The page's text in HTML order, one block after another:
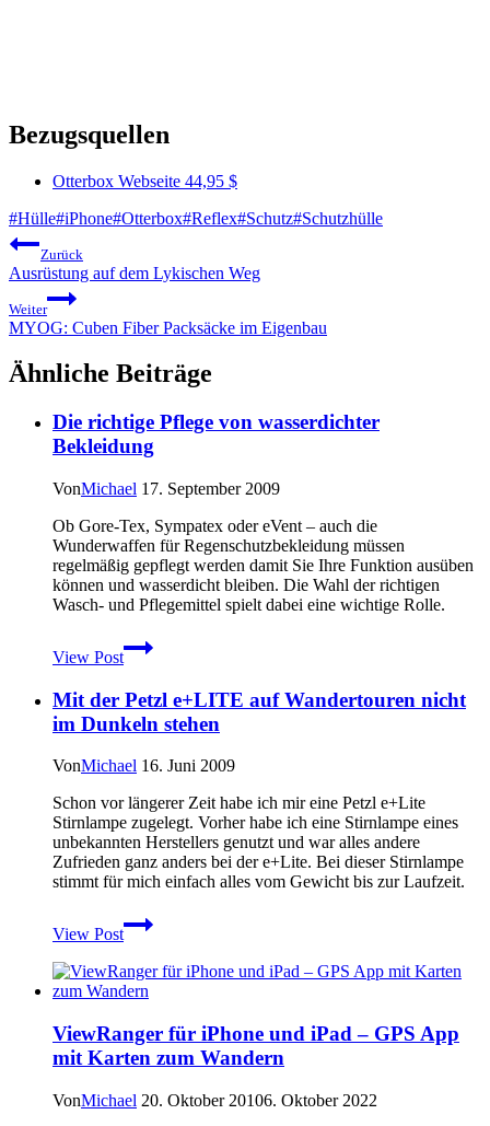
Bezugsquellen
Otterbox Webseite 44,95 $
Schlagworte:
#Hülle#iPhone#Otterbox#Reflex#Schutz#Schutzhülle
Beitragsnavigation
Zurück
Ausrüstung auf dem Lykischen Weg
Weiter
MYOG: Cuben Fiber Packsäcke im Eigenbau
Ähnliche Beiträge
Die richtige Pflege von wasserdichter
Bekleidung
VonMichael 17. September 2009
Ob Gore-Tex, Sympatex oder eVent – auch die
Wunderwaffen für Regenschutzbekleidung müssen
regelmäßig gepflegt werden damit Sie Ihre Funktion ausüben
können und wasserdicht bleiben. Die Wahl der richtigen
Wasch- und Pflegemittel spielt dabei eine wichtige Rolle.
View Post
Die
richtige
von
wasserdichter
Bekleidung
Mit der Petzl e+LITE auf Wandertouren nicht
im Dunkeln stehen
VonMichael 16. Juni 2009
Schon vor längerer Zeit habe ich mir eine Petzl e+Lite
Stirnlampe zugelegt. Vorher habe ich eine Stirnlampe eines
unbekannten Herstellers genutzt und war alles andere
Zufrieden ganz anders bei der e+Lite. Bei dieser Stirnlampe
stimmt für mich einfach alles vom Gewicht bis zur Laufzeit.
View Post
Mit
der
e+LITE
auf
nicht
im
stehen
ViewRanger für iPhone und iPad – GPS App
mit Karten zum Wandern
VonMichael 20. Oktober 20106. Oktober 2022